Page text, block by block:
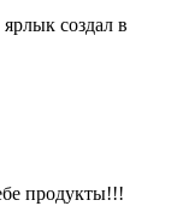
создал в
продукты!!!